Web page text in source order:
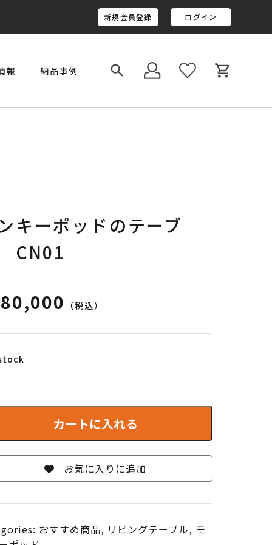
新規会員登録 ログイン
報 納品事例
キーポッドのテーブ
CN01
（税込）
カートに入れる
お気に入りに追加
おすすめ商品, リビングテーブル, モ